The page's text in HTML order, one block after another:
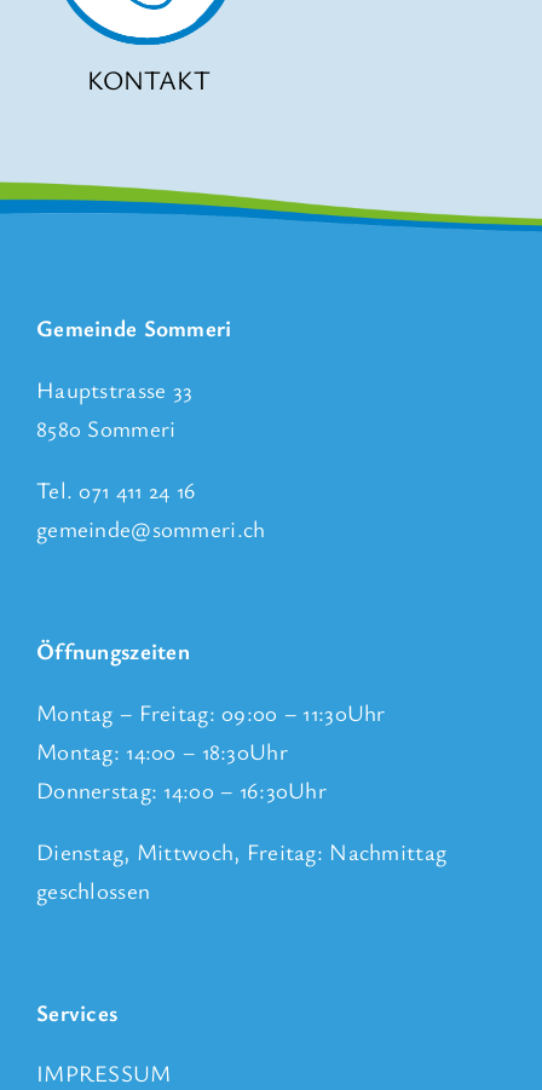
KONTAKT
Gemeinde Sommeri
Hauptstrasse 33
8580 Sommeri
Tel. 071 411 24 16
gemeinde@sommeri.ch
Öffnungszeiten
Montag – Freitag: 09:00 – 11:30Uhr
Montag: 14:00 – 18:30Uhr
Donnerstag: 14:00 – 16:30Uhr
Dienstag, Mittwoch, Freitag: Nachmittag
geschlossen
Services
IMPRESSUM